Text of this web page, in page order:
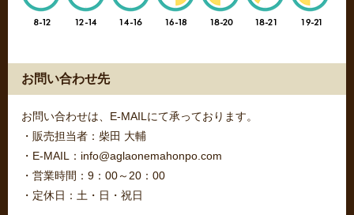
お問い合わせ先
お問い合わせは、E-MAILにて承っております。
・販売担当者：柴田 大輔
・E-MAIL：info@aglaonemahonpo.com
・営業時間：9：00～20：00
・定休日：土・日・祝日